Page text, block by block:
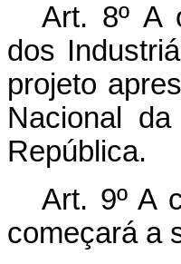
Art. 8º A
dos
projeto
Nacional
República.
Art. 9º A
começará a